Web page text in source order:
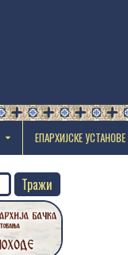
EПАРХИЈСКЕ УСТАНОВЕ